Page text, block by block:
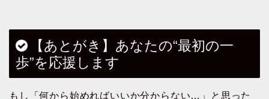
【あとがき】あなたの“最初の一
歩”を応援します
もし「何から始めればいいか分からない…」と思った